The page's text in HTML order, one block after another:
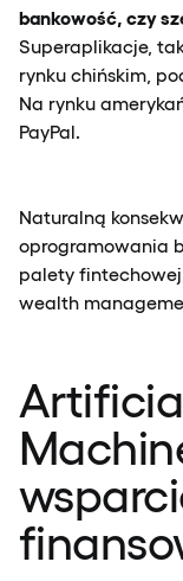
bankowość, czy
Superaplikacje,
rynku chińskim,
Na rynku
PayPal.
Naturalną
oprogramowania
palety
wealth